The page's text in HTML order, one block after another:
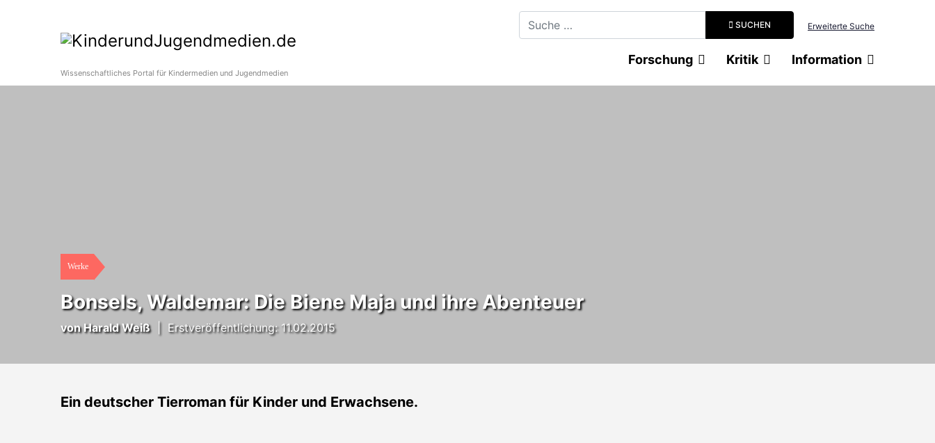
SUCHEN Erweiterte Suche
Wissenschaftliches Portal für Kindermedien und Jugendmedien
Forschung Kritik Information
Werke
Bonsels, Waldemar: Die Biene Maja und ihre Abenteuer
von Harald Weiß| Erstveröffentlichung: 11.02.2015
Ein deutscher Tierroman für Kinder und Erwachsene.